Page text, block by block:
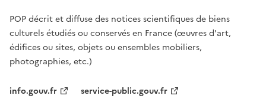
POP décrit et diffuse des notices scientifiques de biens
culturels étudiés ou conservés en France (œuvres d'art,
édifices ou sites, objets ou ensembles mobiliers,
photographies, etc.)
info.gouv.fr service-public.gouv.fr